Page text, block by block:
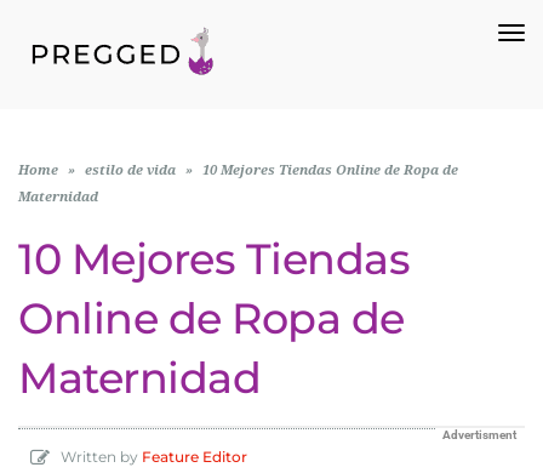
Home » estilo de vida »
10 Mejores Tiendas Online de Ropa de
Maternidad
10 Mejores Tiendas
Online de Ropa de
Maternidad
Advertisment
Written by Feature Editor